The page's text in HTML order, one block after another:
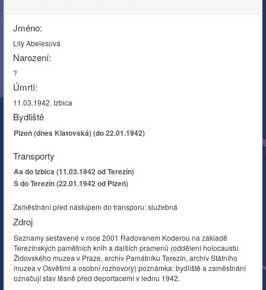
Jméno:
Lily Abelesová
Narození:
?
Úmrtí:
11.03.1942, Izbica
Bydliště
Plzeň (dnes Klatovská) (do 22.01.1942)
Transporty
Aa do Izbica (11.03.1942 od Terezín)
S do Terezín (22.01.1942 od Plzeň)
Zaměstnání před nástupem do transporu: služebná
Zdroj
Seznamy sestavené v roce 2001 Radovanem Koderou na základě
Terezínských pamětních knih a dalších pramenů (oddělení holocaustu
Židovského muzea v Praze, archiv Památníku Terezín, archiv Státního
muzea v Osvětimi a osobní rozhovory) poznámka: bydliště a zaměstnání
označují stav těsně před deportacemi v lednu 1942.